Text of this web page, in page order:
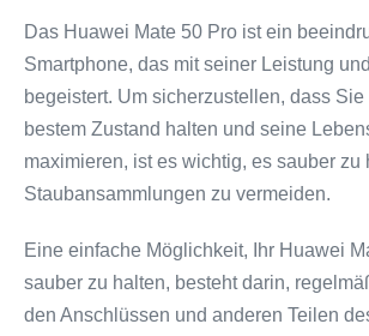
Das Huawei Mate 50 Pro ist ein
Smartphone, das mit seiner Leistung
begeistert. Um sicherzustellen, dass Sie
bestem Zustand halten und seine
maximieren, ist es wichtig, es sauber zu
Staubansammlungen zu vermeiden.
Eine einfache Möglichkeit, Ihr Huawei
sauber zu halten, besteht darin,
den Anschlüssen und anderen Teilen